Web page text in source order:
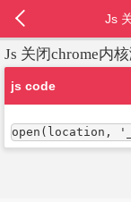
Js 关闭chrome内
js code
open(location,
Js